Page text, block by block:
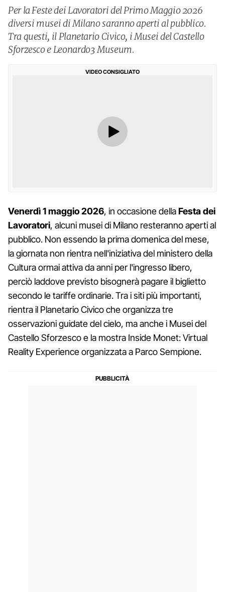
Per la Feste dei Lavoratori del Primo Maggio 2026
diversi musei di Milano saranno aperti al pubblico.
Tra questi, il Planetario Civico, i Musei del Castello
Sforzesco e Leonardo3 Museum.
VIDEO CONSIGLIATO
Venerdì 1 maggio 2026, in occasione dellaFesta dei
Lavoratori, alcuni musei di Milano resteranno aperti al
pubblico. Non essendo la prima domenica del mese,
la giornata non rientra nell'iniziativa del ministero della
Cultura ormai attiva da anni per l'ingresso libero,
perciò laddove previsto bisognerà pagare il biglietto
secondo le tariffe ordinarie. Tra i siti più importanti,
rientra il Planetario Civico che organizza tre
osservazioni guidate del cielo, ma anche i Musei del
Castello Sforzesco e la mostra Inside Monet: Virtual
Reality Experience organizzata a Parco Sempione.